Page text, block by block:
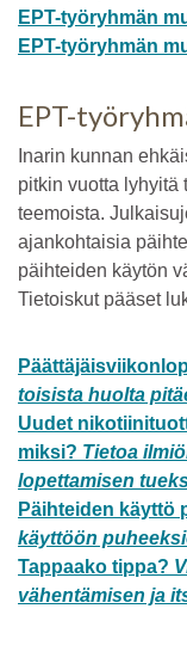
EPT-työryhmän
EPT-työryhmän
EPT-
Inarin kunnan
pitkin vuotta lyhyitä
teemoista.
ajankohtaisia
päihteiden käytön
Tietoiskut pääset
toisista huolta
Uudet
miksi? Tietoa
lopettamisen
Päihteiden käyttö
käyttöön
Tappaako tippa?
vähentämisen ja